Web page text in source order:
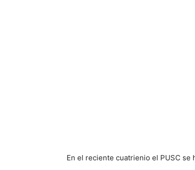
En el reciente cuatrienio el PUSC